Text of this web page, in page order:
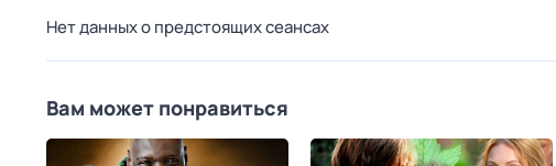
Нет данных о предстоящих сеансах
Вам может понравиться